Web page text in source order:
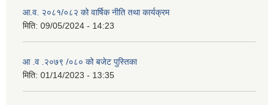
आ.व. २०८१/०८२ को वार्षिक नीति तथा कार्यक्रम
मिति: 09/05/2024 - 14:23
आ .व .२०७९ /०८० को बजेट पुस्तिका
मिति: 01/14/2023 - 13:35